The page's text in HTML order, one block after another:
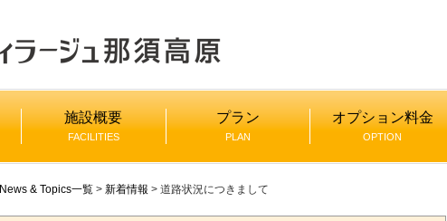
施設概要
FACILITIES
プラン
PLAN
オプション料金
OPTION
News & Topics一覧 > 新着情報 > 道路状況につきまして